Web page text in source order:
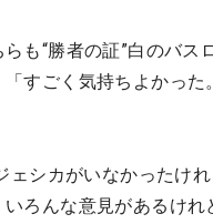
も“勝者の証”白のバ
すごく気持ちよかっ
ェシカがいなかったけ
ろんな意見があるけ